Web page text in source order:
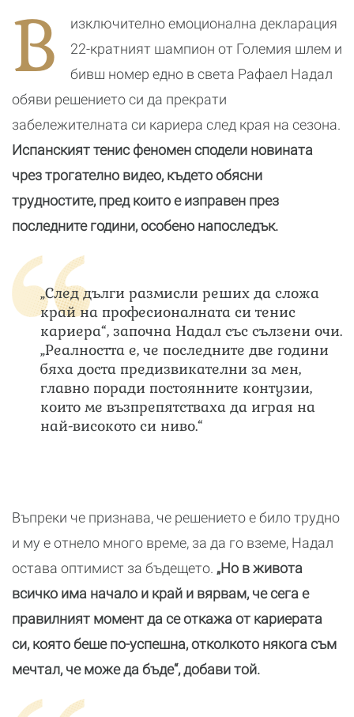
наведнъж
преподава
танци
В
изключително емоционална декларация
22-кратният шампион от Големия шлем и
бивш номер едно в света Рафаел Надал
обяви решението си да прекрати
забележителната си кариера след края на сезона.
Испанският тенис феномен сподели новината
чрез трогателно видео, където обясни
трудностите, пред които е изправен през
последните години, особено напоследък.
„След дълги размисли реших да сложа
край на професионалната си тенис
кариера“, започна Надал със сълзени очи.
„Реалността е, че последните две години
бяха доста предизвикателни за мен,
главно поради постоянните контузии,
които ме възпрепятстваха да играя на
най-високото си ниво.“
Въпреки че признава, че решението е било трудно
и му е отнело много време, за да го вземе, Надал
остава оптимист за бъдещето. „Но в живота
всичко има начало и край и вярвам, че сега е
правилният момент да се откажа от кариерата
си, която беше по-успешна, отколкото някога съм
мечтал, че може да бъде“, добави той.